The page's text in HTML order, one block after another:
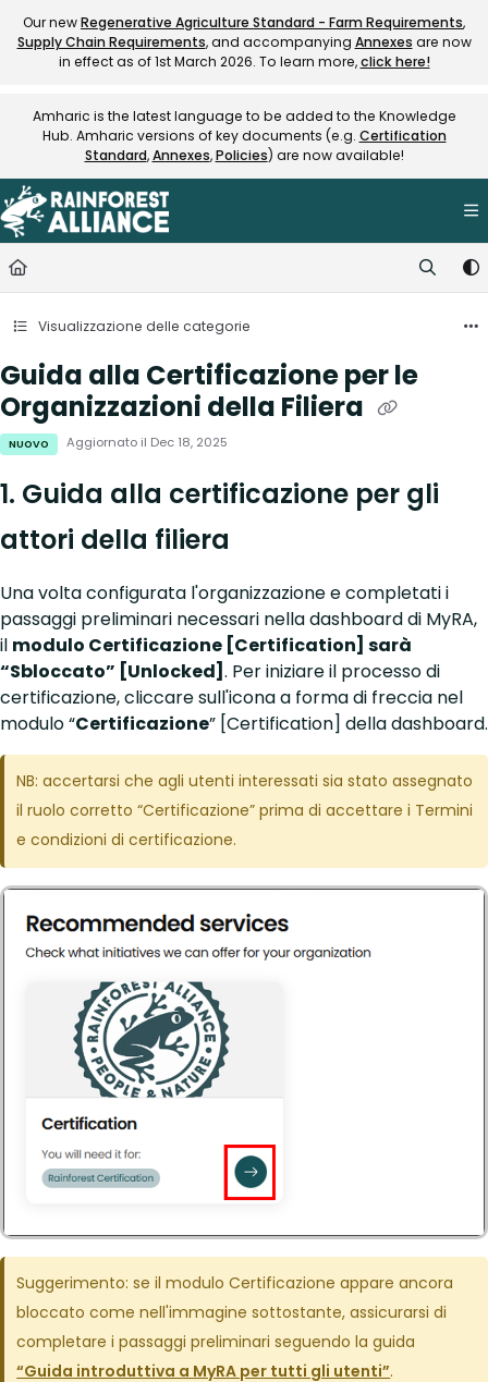
Documentation Index
Fetch the complete documentation index at:https://
Our newRegenerative Agriculture Standard - Farm Requirements,
Supply Chain Requirements, and accompanying Annexes are now
in effect as of 1st March 2026. To learn more,click here!
Amharic is the latest language to be added to the Knowledge
Hub. Amharic versions of key documents (e.g. Certification
Standard,Annexes,Policies) are now available!
Visualizzazione delle categorie
Guida alla Certificazione per le
Organizzazioni della Filiera
NUOVO Aggiornato il Dec 18, 2025
1. Guida alla certificazione per gli
attori della filiera
Una volta configurata l'organizzazione e completati i
passaggi preliminari necessari nella dashboard di MyRA,
il modulo Certificazione [Certification] sarà
“Sbloccato” [Unlocked] . Per iniziare il processo di
certificazione, cliccare sull'icona a forma di freccia nel
modulo “Certificazione” [Certification] della dashboard.
NB: accertarsi che agli utenti interessati sia stato assegnato
il ruolo corretto “Certificazione” prima di accettare i Termini
e condizioni di certificazione.
Suggerimento: se il modulo Certificazione appare ancora
bloccato come nell'immagine sottostante, assicurarsi di
completare i passaggi preliminari seguendo la guida
“Guida introduttiva a MyRA per tutti gli utenti”.